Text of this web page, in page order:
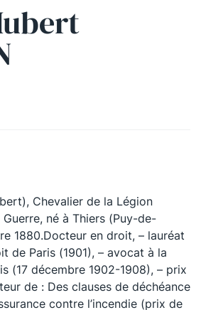
Chevalier de la Légion
Guerre, né à Thiers (Puy-de-
1880.Docteur en droit, – lauréat
de Paris (1901), – avocat à la
(17 décembre 1902-1908), – prix
de : Des clauses de déchéance
contre l’incendie (prix de
?